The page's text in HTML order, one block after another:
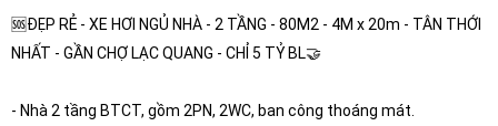
🆘ĐẸP RẺ - XE HƠI NGỦ NHÀ - 2 TẦNG - 80M2 - 4M x 20m - TÂN THỚI
NHẤT - GẦN CHỢ LẠC QUANG - CHỈ 5 TỶ BL🤝
- Nhà 2 tầng BTCT, gồm 2PN, 2WC, ban công thoáng mát.